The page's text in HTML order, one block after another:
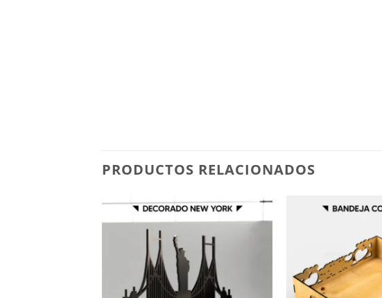
PRODUCTOS RELACIONADOS